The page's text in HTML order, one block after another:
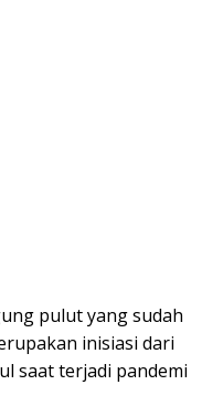
pulut yang sudah
inisiasi dari
saat terjadi pandemi